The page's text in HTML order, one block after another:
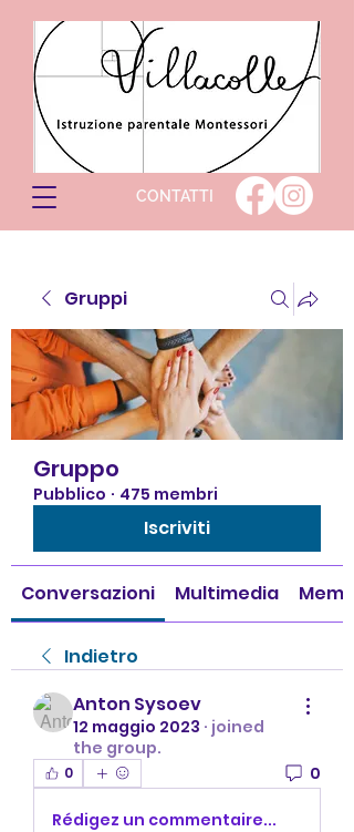
CONTATTI
Gruppi
Gruppo
Pubblico · 475 membri
Iscriviti
Conversazioni Multimedia
Indietro
Anton Sysoev
12 maggio 2023 · joined
the group.
0 0
Rédigez un commentaire...